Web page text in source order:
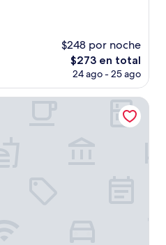
$248 por noche
El
precio
es
$273 en total
24 ago - 25 ago